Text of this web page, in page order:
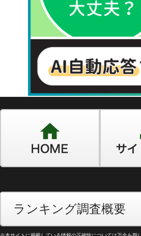
ランキング調査概要